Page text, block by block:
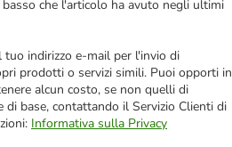
che l'articolo ha avuto negli ultimi
indirizzo e-mail per l'invio di
prodotti o servizi simili. Puoi opporti in
alcun costo, se non quelli di
base, contattando il Servizio Clienti di
Informativa sulla Privacy